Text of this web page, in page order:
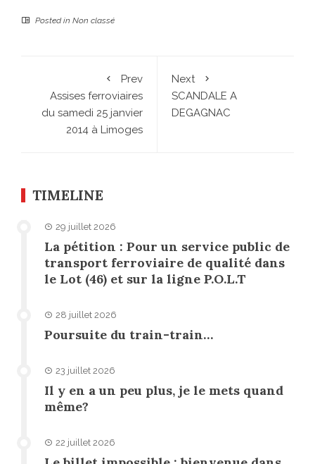
Posted in Non classé
Prev
Assises ferroviaires
du samedi 25 janvier
2014 à Limoges
Next
SCANDALE A
DEGAGNAC
TIMELINE
29 juillet 2026
La pétition : Pour un service public de
transport ferroviaire de qualité dans
le Lot (46) et sur la ligne P.O.L.T
28 juillet 2026
Poursuite du train-train…
23 juillet 2026
Il y en a un peu plus, je le mets quand
même?
22 juillet 2026